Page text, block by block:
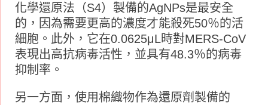
化學還原法（S4）製備的AgNPs是最安全
的，因為需要更高的濃度才能殺死50％的活
細胞。此外，它在0.0625μL時對MERS-CoV
表現出高抗病毒活性，並具有48.3％的病毒
抑制率。
另一方面，使用棉織物作為還原劑製備的